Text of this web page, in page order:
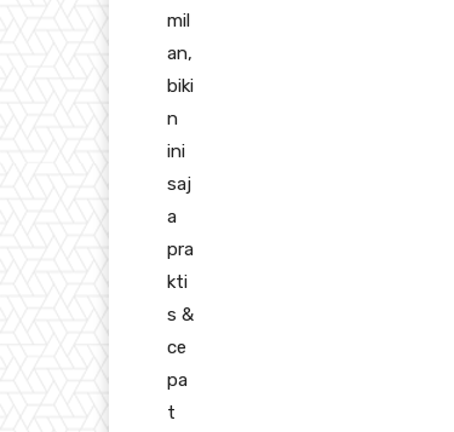
mil
an,
biki
n
ini
saj
a
pra
kti
s &
ce
pa
t